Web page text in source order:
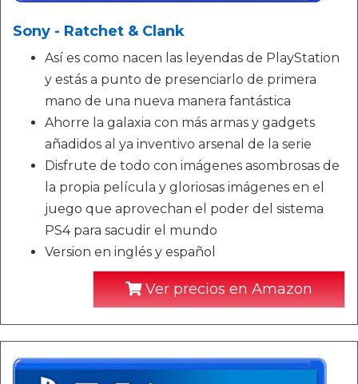
Sony - Ratchet & Clank
Así es como nacen las leyendas de PlayStation
y estás a punto de presenciarlo de primera
mano de una nueva manera fantástica
Ahorre la galaxia con más armas y gadgets
añadidos al ya inventivo arsenal de la serie
Disfrute de todo con imágenes asombrosas de
la propia película y gloriosas imágenes en el
juego que aprovechan el poder del sistema
PS4 para sacudir el mundo
Version en inglés y español
Ver precios en Amazon